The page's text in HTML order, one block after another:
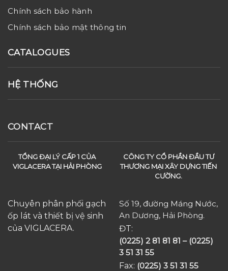
Chính sách bảo hành
Chính sách bảo mật thông tin
CATALOGUES
HỆ THỐNG
CONTACT
TỔNG ĐẠI LÝ CẤP 1 CỦA
VIGLACERA TẠI HẢI PHÒNG
Chuyên phân phối gạch
ốp lát và thiết bị vệ sinh
của VIGLACERA.
CÔNG TY CỔ PHẦN ĐẦU TƯ
THƯƠNG MẠI XÂY DỰNG TIẾN
CƯỜNG.
Số 19, đường Máng Nước,
An Dương, Hải Phòng.
ĐT:
(0225) 2 81 81 81 – (0225)
3 51 31 55
Fax: (0225) 3 51 31 55